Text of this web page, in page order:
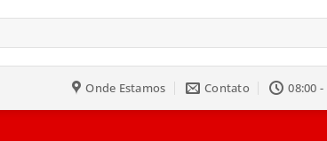
Onde Estamos Contato 08:00 -